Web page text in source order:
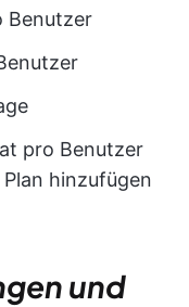
Benutzer
pro Benutzer
hinzufügen
und